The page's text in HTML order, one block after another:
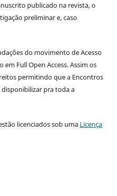
publicado na revista, o
preliminar e, caso
do movimento de Acesso
Full Open Access. Assim os
permitindo que a Encontros
pra toda a
licenciados sob uma Licença